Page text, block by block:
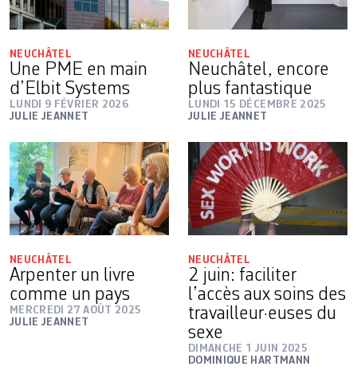
NEUCHÂTEL
Une PME en main
d’Elbit Systems
LUNDI 9 FÉVRIER 2026
JULIE JEANNET
NEUCHÂTEL
Neuchâtel, encore
plus fantastique
LUNDI 15 DÉCEMBRE 2025
JULIE JEANNET
NEUCHÂTEL
Arpenter un livre
comme un pays
MERCREDI 27 AOÛT 2025
JULIE JEANNET
NEUCHÂTEL
2 juin: faciliter
l’accès aux soins des
travailleur·euses du
sexe
DIMANCHE 1 JUIN 2025
DOMINIQUE HARTMANN